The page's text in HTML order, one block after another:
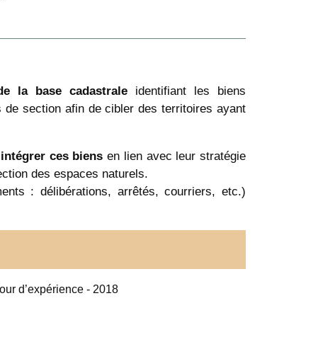
la base cadastrale identifiant les biens
section afin de cibler des territoires ayant
intégrer ces biens en lien avec leur stratégie
des espaces naturels.
: délibérations, arrêtés, courriers, etc.)
d’expérience - 2018